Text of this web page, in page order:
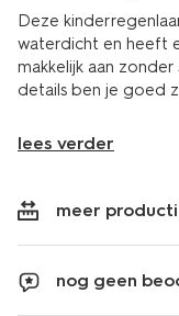
Deze
waterdicht en heeft
makkelijk aan
details ben je goed
lees verder
meer
nog geen